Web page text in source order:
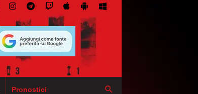
Pronostici